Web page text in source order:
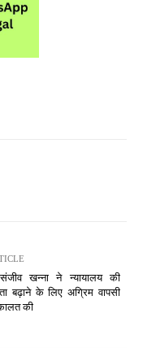
खन्ना ने न्यायालय की
बढ़ाने के लिए अग्रिम वापसी
की